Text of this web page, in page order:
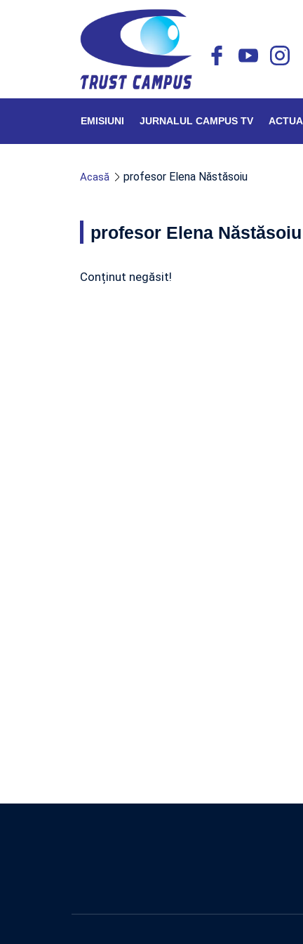
EMISIUNI JURNALUL CAMPUS TV
Acasă profesor Elena Năstăsoiu
profesor Elena Năstăsoiu
Conținut negăsit!